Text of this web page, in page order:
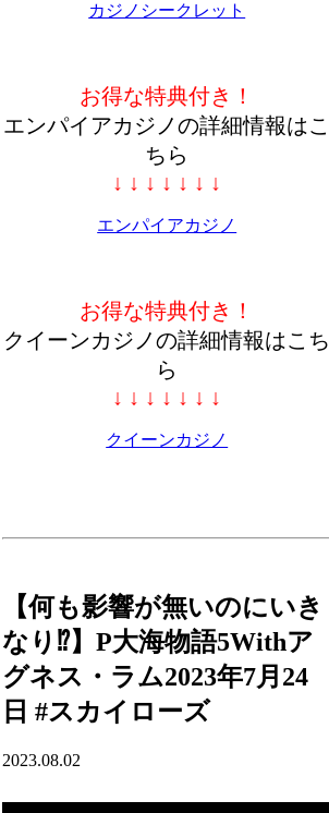
カジノシークレット
お得な特典付き！
エンパイアカジノの詳細情報はこ
ちら
↓ ↓ ↓ ↓ ↓ ↓ ↓
エンパイアカジノ
お得な特典付き！
クイーンカジノの詳細情報はこち
ら
↓ ↓ ↓ ↓ ↓ ↓ ↓
クイーンカジノ
【何も影響が無いのにいき
なり⁉️】P大海物語5Withア
グネス・ラム2023年7月24
日 #スカイローズ
2023.08.02